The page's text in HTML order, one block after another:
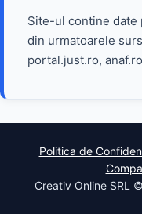
Site-ul contine date
din urmatoarele
portal.just.ro,
Politica de
Creativ Online SRL